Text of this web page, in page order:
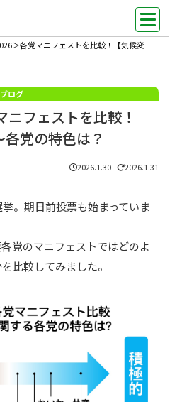
＞各党マニフェストを比較！【気候変
フェストを比較！
各党の特色は？
2026.1.30 2026.1.31
。期日前投票も始まっていま
党のマニフェストではどのよ
比較してみました。